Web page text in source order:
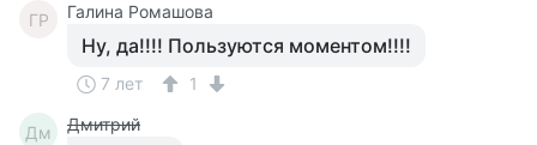
ГР Галина Ромашова
Ну, да!!!! Пользуются моментом!!!!
7 лет 1
Дм Дмитрий